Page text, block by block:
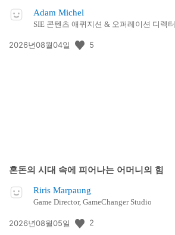
Adam Michel
SIE 콘텐츠 애퀴지션 & 오퍼레이션 디렉터
공
2026년08월04일 5
혼돈의 시대 속에 피어나는 어머니의 힘
Riris Marpaung
Game Director, GameChanger Studio
공
2026년08월05일 2